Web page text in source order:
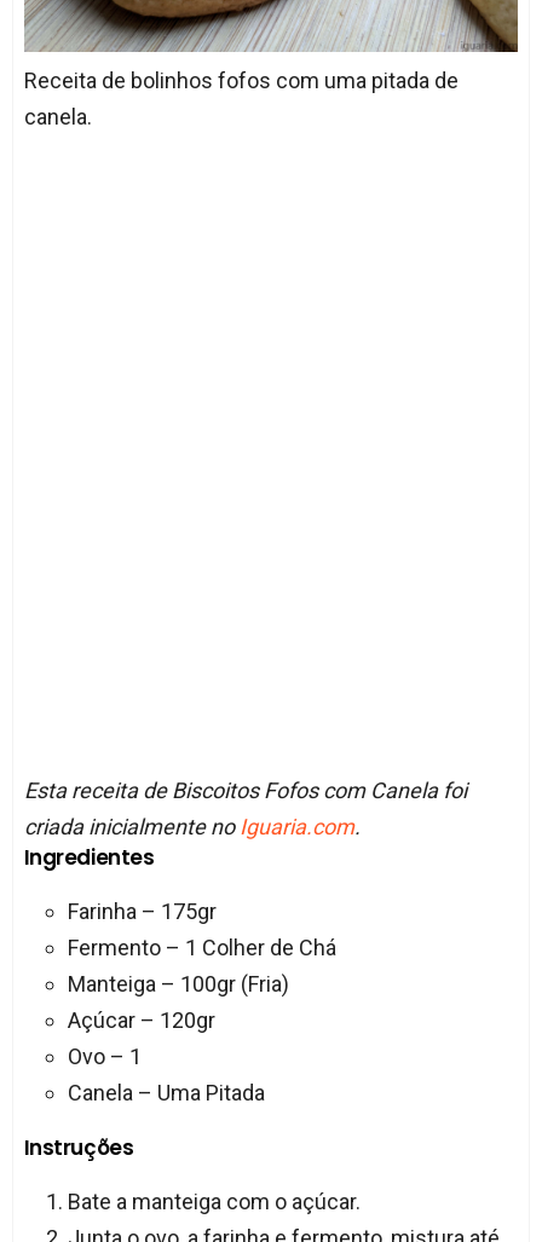
Receita de bolinhos fofos com uma pitada de
canela.
Esta receita de Biscoitos Fofos com Canela foi
criada inicialmente noIguaria.com.
Ingredientes
Farinha – 175gr
Fermento – 1 Colher de Chá
Manteiga – 100gr (Fria)
Açúcar – 120gr
Ovo – 1
Canela – Uma Pitada
Instruções
Bate a manteiga com o açúcar.